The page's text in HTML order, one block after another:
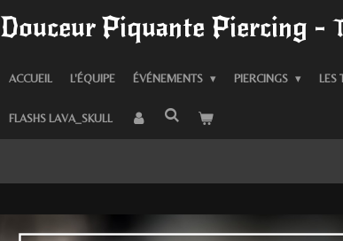
Douceur Piquante Piercing -
ACCUEIL L'ÉQUIPE ÉVÉNEMENTS PIERCINGS LES
FLASHS LAVA_SKULL